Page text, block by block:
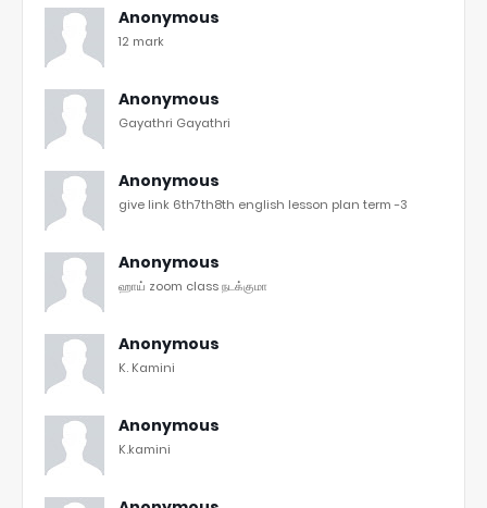
Anonymous
12 mark
Anonymous
Gayathri Gayathri
Anonymous
give link 6th7th8th english lesson plan term -3
Anonymous
ஹாய் zoom class நடக்குமா
Anonymous
K. Kamini
Anonymous
K.kamini